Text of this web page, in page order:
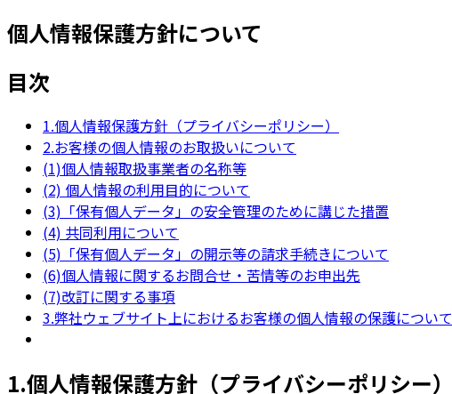
個人情報保護方針について
目次
1.個人情報保護方針（プライバシーポリシー）
2.お客様の個人情報のお取扱いについて
(1)個人情報取扱事業者の名称等
(2) 個人情報の利用目的について
(3)「保有個人データ」の安全管理のために講じた措置
(4) 共同利用について
(5)「保有個人データ」の開示等の請求手続きについて
(6)個人情報に関するお問合せ・苦情等のお申出先
(7)改訂に関する事項
3.弊社ウェブサイト上におけるお客様の個人情報の保護について
1.個人情報保護方針（プライバシーポリシー）